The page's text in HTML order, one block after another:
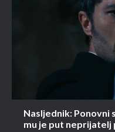
Nasljednik: Ponovni
mu je put neprijatelj